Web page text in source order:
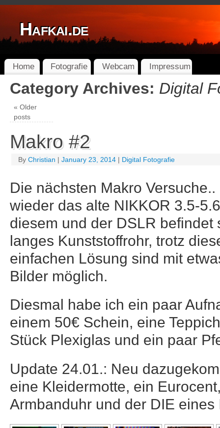
Hafkai.de
Home Fotografie Webcam Impressum
Category Archives: Digital
« Older
posts
Makro #2
By Christian | January 23, 2014 | Digital Fotografie
Die nächsten Makro
wieder das alte NIKKOR 3.5-
diesem und der DSLR
langes Kunststoffrohr, trotz
einfachen Lösung sind mit
Bilder möglich.
Diesmal habe ich ein paar
einem 50€ Schein, eine
Stück Plexiglas und ein paar
Update 24.01.: Neu
eine Kleidermotte, ein
Armbanduhr und der DIE